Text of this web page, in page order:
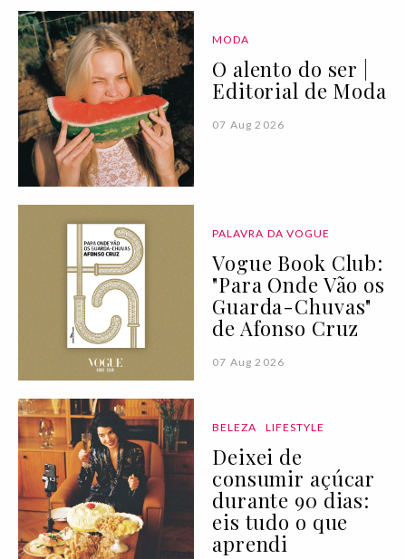
MODA
O alento do ser |
Editorial de Moda
07 Aug 2026
PALAVRA DA VOGUE
Vogue Book Club:
"Para Onde Vão os
Guarda-Chuvas"
de Afonso Cruz
07 Aug 2026
BELEZA LIFESTYLE
Deixei de
consumir açúcar
durante 90 dias:
eis tudo o que
aprendi